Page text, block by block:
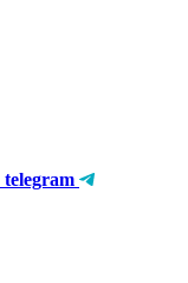
telegram